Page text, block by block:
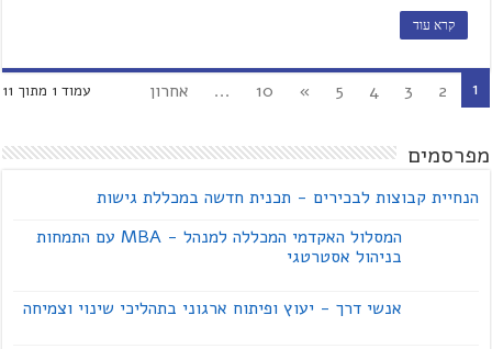
קרא עוד
עמוד 1 מתוך 11 1
2
3
4
5
»
10
... אחרון
מפרסמים
הנחיית קבוצות לבכירים - תכנית חדשה במכללת גישות
המסלול האקדמי המכללה למנהל - MBA עם התמחות
בניהול אסטרטגי
אנשי דרך - יעוץ ופיתוח ארגוני בתהליכי שינוי וצמיחה